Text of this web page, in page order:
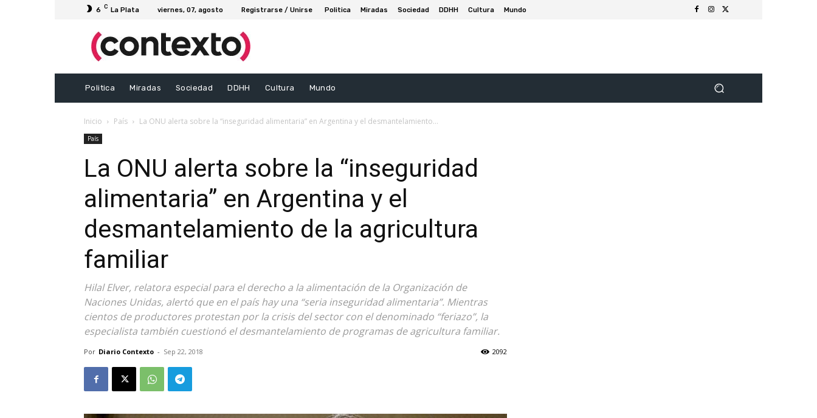
6 C La Plata viernes, 07, agosto Registrarse / Unirse Politica Miradas Sociedad DDHH Cultura Mundo
Politica Miradas Sociedad DDHH Cultura Mundo
Inicio País La ONU alerta sobre la “inseguridad alimentaria” en Argentina y el desmantelamiento...
País
La ONU alerta sobre la “inseguridad
alimentaria” en Argentina y el
desmantelamiento de la agricultura
familiar
Hilal Elver, relatora especial para el derecho a la alimentación de la Organización de
Naciones Unidas, alertó que en el país hay una “seria inseguridad alimentaria”. Mientras
cientos de productores protestan por la crisis del sector con el denominado “feriazo”, la
especialista también cuestionó el desmantelamiento de programas de agricultura familiar.
Por Diario Contexto - Sep 22, 2018 2092